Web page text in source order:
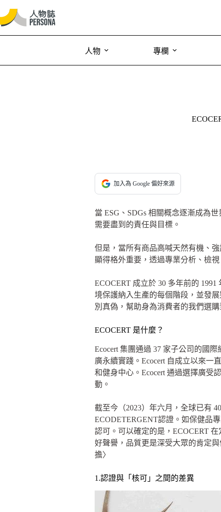
人物 專欄
加入為 Google 偏好來源
當 ESG、SDGs 相關概念逐漸成為
需要盡到的責任與目標。
但是，當所有商品高喊天然有機、
顯得格外重要，透過專業分析、檢
ECOCERT 成立於 30 多年前的
境保護納入生產的每個階段，並發
別真偽，幫助身為消費者的我們選
ECOCERT 是什麼？
Ecocert 集團通過 37 家子公司的國
廣永續實踐。Ecocert 自成立以來一
和健身中心。Ecocert 通過選擇廣受
動。
截至今（2023）年六月，全球已有
ECODETERGENT認證。如保健品
認可。可以確定的是，ECOCERT
好聲譽，品質更是深受大眾的肯定
擔〉
1.認證與「核可」之間的差異